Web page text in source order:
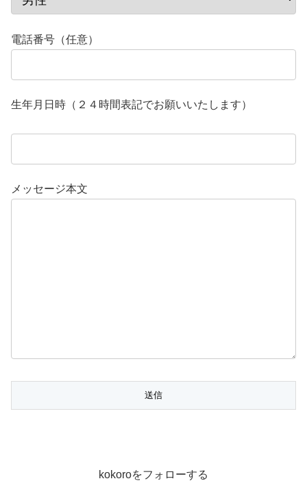
電話番号（任意）
生年月日時（２４時間表記でお願いいたします）
メッセージ本文
kokoroをフォローする